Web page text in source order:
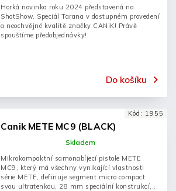
Do košíku
Horká novinka roku 2024 představená na
ShotShow. Speciál Tarana v dostupném provedení
a neochvějné kvalitě značky CANiK! Právě
spouštíme předobjednávky!
Canik METE MC9 (BLACK)
Skladem
Mikrokompaktní samonabíjecí pistole METE
MC9, který má všechny vynikající vlastnosti
série METE, definuje segment micro compact
svou ultratenkou, 28 mm speciální konstrukcí,...
Kód: 1955